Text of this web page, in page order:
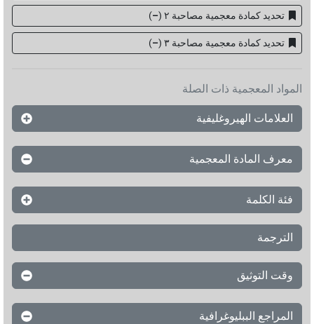
تحديد كمادة معجمية مصاحبة ٢ –
)
تحديد كمادة معجمية مصاحبة ۳ –
)
المواد المعجمية ذات الصلة
العلامات الهيروغليفية
معرف المادة المعجمية
فئة الكلمة
الترجمة
وقت التوثيق
المراجع الببليوغرافية